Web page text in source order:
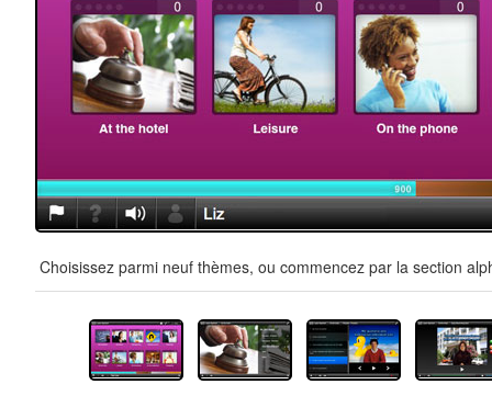
Choisissez parmi neuf thèmes, ou commencez par la section